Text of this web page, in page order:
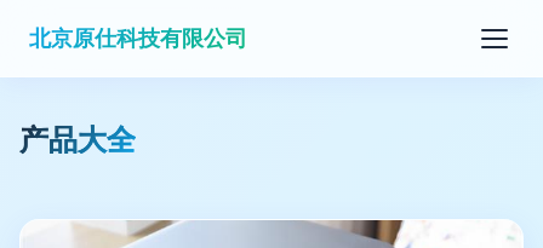
北京原仕科技有限公司
产品大全